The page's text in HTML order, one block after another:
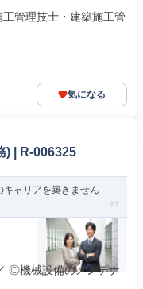
管理技士・建築施工管
気になる
) | R-006325
キャリアを築きません
◎機械設備のメンテナ